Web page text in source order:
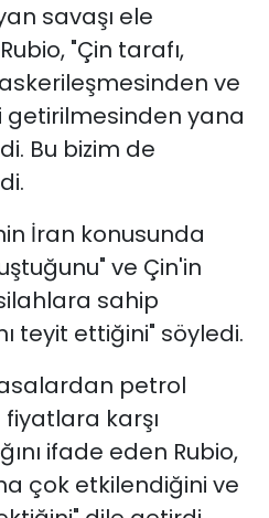
savaşı ele
"Çin tarafı,
askerileşmesinden ve
getirilmesinden yana
Bu bizim de
İran konusunda
ve Çin'in
sahip
teyit ettiğini" söyledi.
petrol
fiyatlara karşı
ifade eden Rubio,
çok etkilendiğini ve